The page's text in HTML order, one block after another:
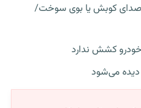
صدای کوبش یا بوی سوخت/
خودرو کشش ندارد
دیده می‌شود